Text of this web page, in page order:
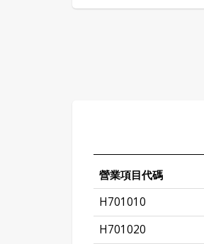
營業項目代碼
H701010
H701020